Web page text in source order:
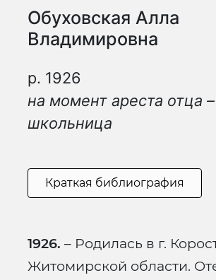
Обуховская Алла
Владимировна
р. 1926
на момент ареста отца –
школьница
Краткая библиография
1926. – Родилась в г.
Житомирской области.